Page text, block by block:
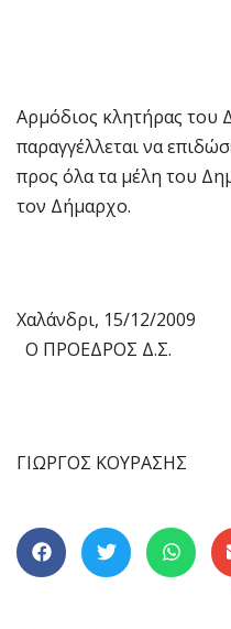
Αρμόδιος κλητήρας του
παραγγέλλεται να
προς όλα τα μέλη του
τον Δήμαρχο.
Χαλάνδρι, 15/12/2009
Ο ΠΡΟΕΔΡΟΣ Δ.Σ.
ΓΙΩΡΓΟΣ ΚΟΥΡΑΣΗΣ